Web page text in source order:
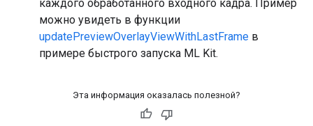
каждого обработанного входного кадра. Пример
можно увидеть в функции
updatePreviewOverlayViewWithLastFrame в
примере быстрого запуска ML Kit.
Эта информация оказалась полезной?